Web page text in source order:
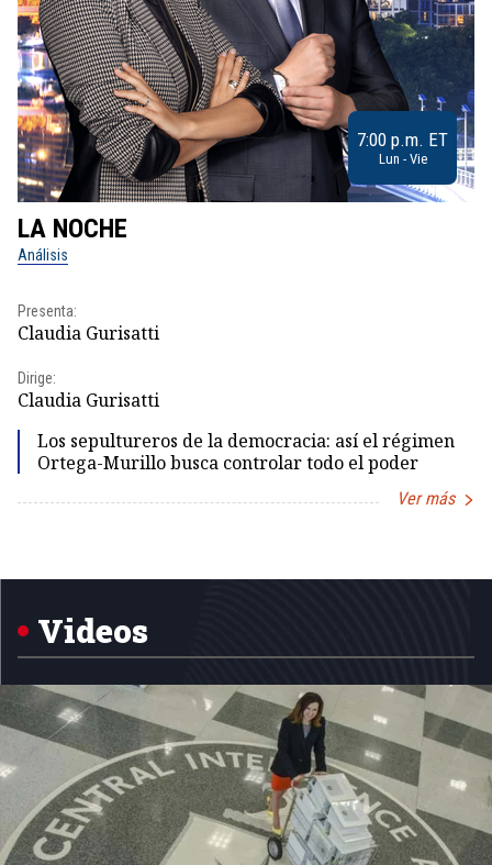
7:00 p.m. ET
Lun - Vie
LA NOCHE
Análisis
Presenta:
Claudia Gurisatti
Dirige:
Claudia Gurisatti
Los sepultureros de la democracia: así el régimen
Ortega-Murillo busca controlar todo el poder
Ver más
5
Videos